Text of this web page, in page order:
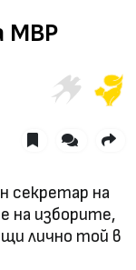
МВР
секретар на
на изборите,
лично той в